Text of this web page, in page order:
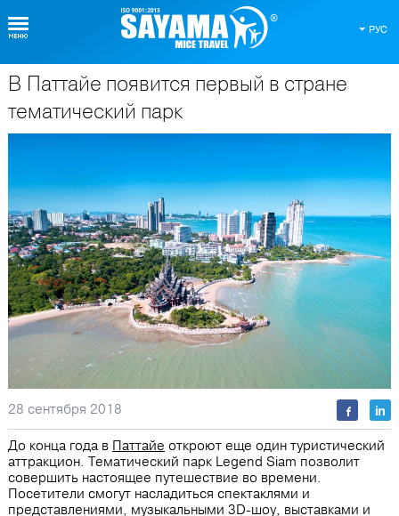
РУС
О Таиланде
В Паттайе появится первый в стране
тематический парк
28 сентября 2018
До конца года в Паттайе откроют еще один туристический
аттракцион. Тематический парк Legend Siam позволит
совершить настоящее путешествие во времени.
Посетители смогут насладиться спектаклями и
представлениями, музыкальными 3D-шоу, выставками и